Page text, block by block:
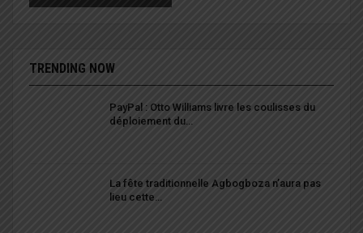
TRENDING NOW
PayPal : Otto Williams livre les coulisses du
déploiement du…
La fête traditionnelle Agbogboza n’aura pas
lieu cette…